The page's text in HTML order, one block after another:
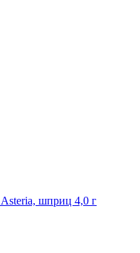
шприц 4,0 г